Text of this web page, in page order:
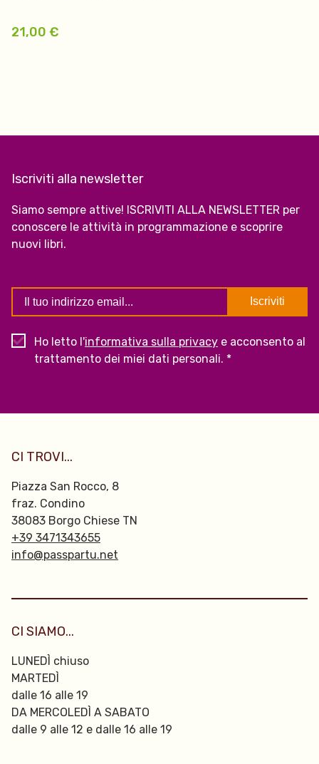
21,00 €
Iscriviti alla newsletter
Siamo sempre attive! ISCRIVITI ALLA NEWSLETTER per
conoscere le attività in programmazione e scoprire
nuovi libri.
Ho letto l'informativa sulla privacy e acconsento al
trattamento dei miei dati personali. *
CI TROVI...
Piazza San Rocco, 8
fraz. Condino
38083 Borgo Chiese TN
+39 3471343655
info@passpartu.net
CI SIAMO...
LUNEDÌ chiuso
MARTEDÌ
dalle 16 alle 19
DA MERCOLEDÌ A SABATO
dalle 9 alle 12 e dalle 16 alle 19